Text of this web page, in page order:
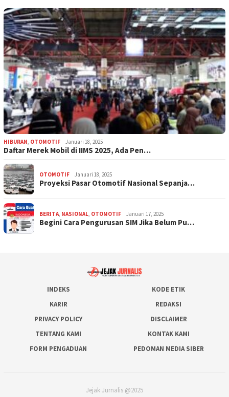
HIBURAN OTOMOTIF Januari 18, 2025
Daftar Merek Mobil di IIMS 2025, Ada Pen…
OTOMOTIF Januari 18, 2025
Proyeksi Pasar Otomotif Nasional Sepanja…
BERITA NASIONAL OTOMOTIF Januari 17, 2025
Begini Cara Pengurusan SIM Jika Belum Pu…
INDEKS
KODE ETIK
KARIR
REDAKSI
PRIVACY POLICY
DISCLAIMER
TENTANG KAMI
KONTAK KAMI
FORM PENGADUAN
PEDOMAN MEDIA SIBER
Jejak Jurnalis @2025